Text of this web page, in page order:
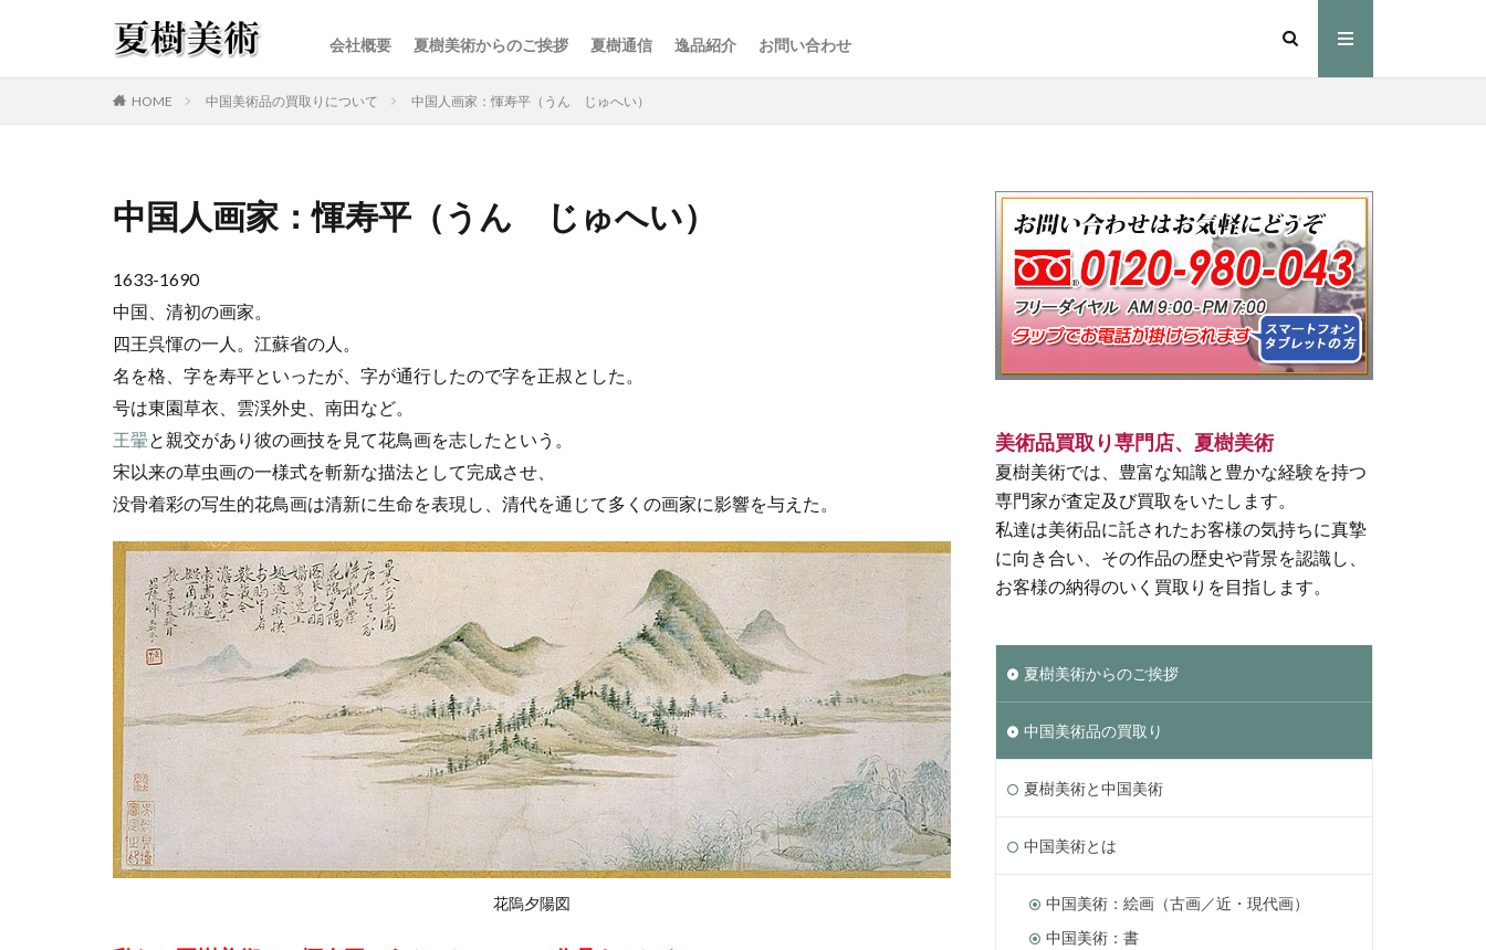
会社概要 夏樹美術からのご挨拶 夏樹通信 逸品紹介 お問い合わせ
HOME 中国美術品の買取りについて 中国人画家：惲寿平（うん じゅへい）
中国人画家：惲寿平（うん じゅへい）
1633-1690
中国、清初の画家。
四王呉惲の一人。江蘇省の人。
名を格、字を寿平といったが、字が通行したので字を正叔とした。
号は東園草衣、雲渓外史、南田など。
王翬と親交があり彼の画技を見て花鳥画を志したという。
宋以来の草虫画の一様式を斬新な描法として完成させ、
没骨着彩の写生的花鳥画は清新に生命を表現し、清代を通じて多くの画家に影響を与えた。
花隖夕陽図
美術品買取り専門店、夏樹美術
夏樹美術では、豊富な知識と豊かな経験を持つ
専門家が査定及び買取をいたします。
私達は美術品に託されたお客様の気持ちに真摯
に向き合い、その作品の歴史や背景を認識し、
お客様の納得のいく買取りを目指します。
夏樹美術からのご挨拶
中国美術品の買取り
夏樹美術と中国美術
中国美術とは
中国美術：絵画（古画／近・現代画）
中国美術：書